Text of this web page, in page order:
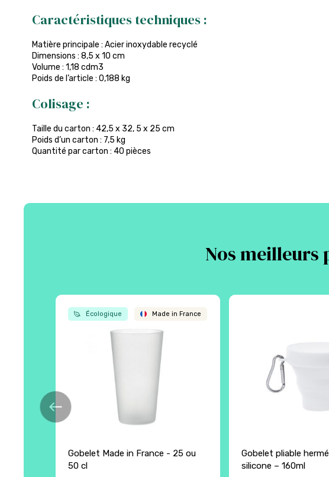
Caractéristiques techniques :
Matière principale : Acier inoxydable recyclé
Dimensions : 8,5 x 10 cm
Volume : 1,18 cdm3
Poids de l’article : 0,188 kg
Colisage :
Taille du carton : 42,5 x 32, 5 x 25 cm
Poids d’un carton : 7,5 kg
Quantité par carton : 40 pièces
Nos meilleurs
Écologique Made in France
Gobelet Made in France - 25 ou
50 cl
Gobelet pliable
silicone – 160ml